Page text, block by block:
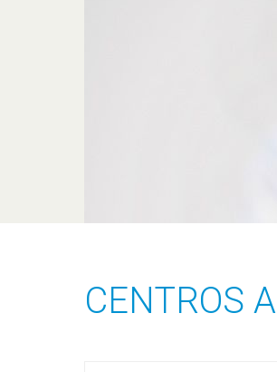
CENTROS